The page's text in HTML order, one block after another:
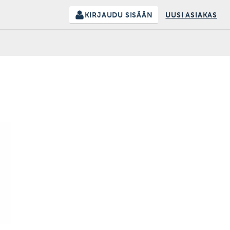
KIRJAUDU SISÄÄN UUSI ASIAKAS